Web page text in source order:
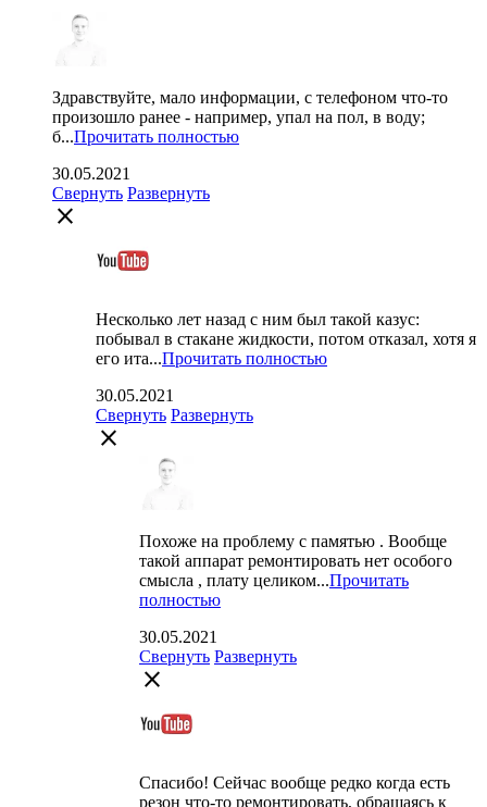
Здравствуйте, мало информации, с телефоном что-то
произошло ранее - например, упал на пол, в воду;
б...Прочитать полностью
30.05.2021
Свернуть Развернуть
close
Несколько лет назад с ним был такой казус:
побывал в стакане жидкости, потом отказал, хотя я
его ита...Прочитать полностью
30.05.2021
Свернуть Развернуть
close
Похоже на проблему с памятью . Вообще
такой аппарат ремонтировать нет особого
смысла , плату целиком...Прочитать
полностью
30.05.2021
Свернуть Развернуть
close
Спасибо! Сейчас вообще редко когда есть
резон что-то ремонтировать, обращаясь к